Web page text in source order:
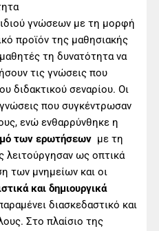
γνώσεων με τη μορφή
προϊόν της μαθησιακής
τη δυνατότητα να
τις γνώσεις που
διδακτικού σεναρίου. Οι
που συγκέντρωσαν
ενώ ενθαρρύνθηκε η
των ερωτήσεων με τη
ως οπτικά
των μνημείων και οι
και δημιουργικά
διασκεδαστικό και
Στο πλαίσιο της